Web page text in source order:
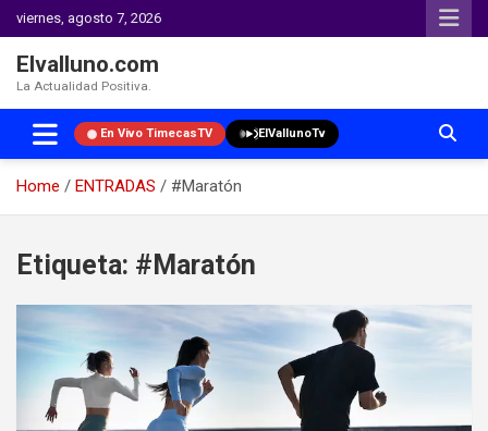
viernes, agosto 7, 2026
Elvalluno.com
La Actualidad Positiva.
En Vivo TimecasTV ElVallunoTv
Home ENTRADAS
#Maratón
content
Etiqueta: #Maratón